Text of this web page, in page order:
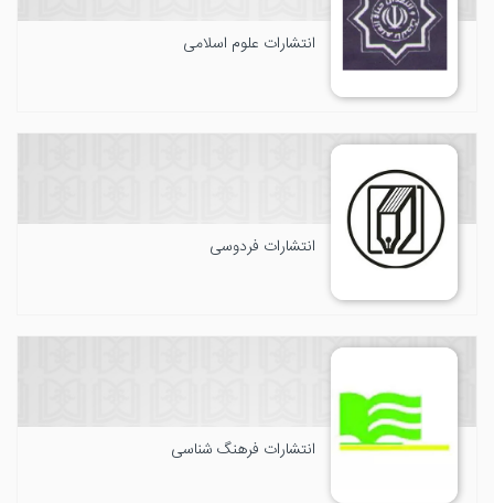
انتشارات علوم اسلامی
انتشارات فردوسی
انتشارات فرهنگ شناسی